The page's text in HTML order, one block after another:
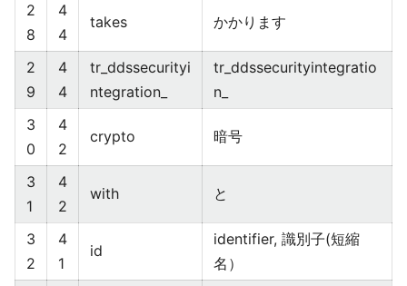
2
8
4
4
takes かかります
2
9
4
4
tr_ddssecurityi
ntegration_
tr_ddssecurityintegratio
n_
3
0
4
2
crypto 暗号
3
1
4
2
with と
3
2
4
1
id
identifier, 識別子(短縮
名）